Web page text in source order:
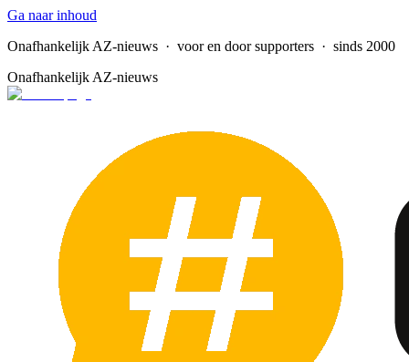
Ga naar inhoud
Onafhankelijk AZ-nieuws · voor en door supporters · sinds 2000
Onafhankelijk AZ-nieuws